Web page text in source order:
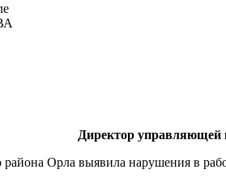
Директор управляющей
района Орла выявила нарушения в